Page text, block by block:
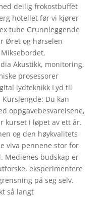
deilig frokostbuffèt
hotellet før vi kjører
tube Grunnleggende
Øret og hørselen
Akustikk, monitoring,
prosessorer
lydteknikk Lyd til
Du kan
oppgavebesvarelsene,
kurset i løpet av ett år.
og den høykvalitets
viva pennene stor for
Medienes budskap er
eksperimentere
på seg selv.
så langt